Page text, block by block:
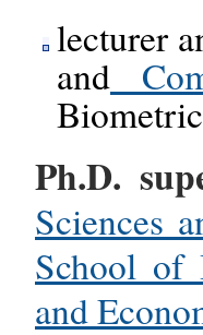
lecturer
and
Ph.D.
Sciences
School of
and